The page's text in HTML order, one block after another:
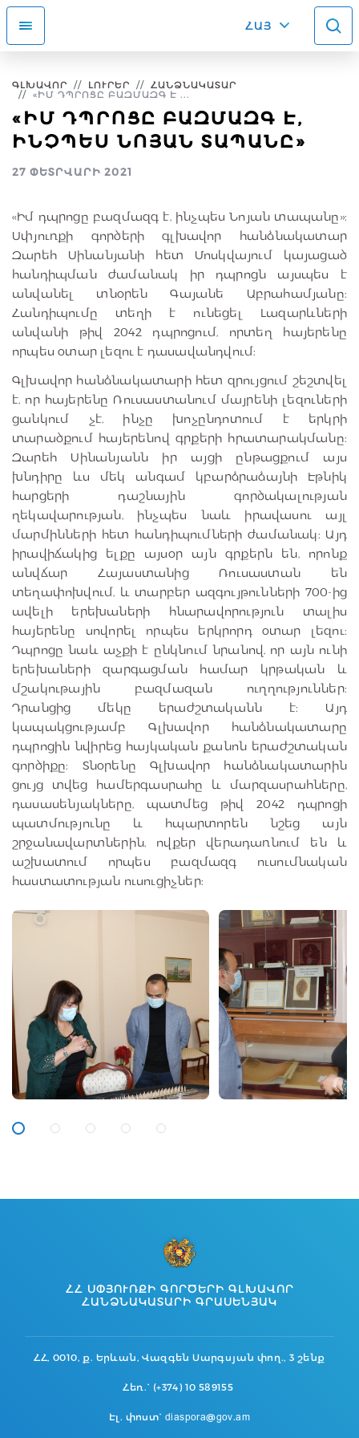
ՀԱՅ
ԳԼԽԱՎՈՐ ԼՈՒՐԵՐ
ՀԱՆՁՆԱԿԱՏԱՐ
«ԻՄ ԴՊՐՈՑԸ ԲԱԶՄԱԶԳ Է ...
«ԻՄ ԴՊՐՈՑԸ ԲԱԶՄԱԶԳ Է,
ԻՆՉՊԵՍ ՆՈՅԱՆ ՏԱՊԱՆԸ»
27 ՓԵՏՐՎԱՐԻ 2021
«Իմ դպրոցը բազմազգ է, ինչպես Նոյան տապանը»:
Սփյուռքի գործերի գլխավոր հանձնակատար
Զարեհ Սինանյանի հետ Մոսկվայում կայացած
հանդիպման ժամանակ իր դպրոցն այսպես է
անվանել տնօրեն Գայանե Աբրահամյանը:
Հանդիպումը տեղի է ունեցել Լազարևների
անվանի թիվ 2042 դպրոցում, որտեղ հայերենը
որպես օտար լեզու է դասավանդվում:
Գլխավոր հանձնակատարի հետ զրույցում շեշտվել
է, որ հայերենը Ռուսաստանում մայրենի լեզուների
ցանկում չէ, ինչը խոչընդոտում է երկրի
տարածքում հայերենով գրքերի հրատարակմանը:
Զարեհ Սինանյանն իր այցի ընթացքում այս
խնդիրը ևս մեկ անգամ կբարձրաձայնի Էթնիկ
հարցերի դաշնային գործակալության
ղեկավարության, ինչպես նաև իրավասու այլ
մարմինների հետ հանդիպումների ժամանակ: Այդ
իրավիճակից ելքը այսօր այն գրքերն են, որոնք
անվճար Հայաստանից Ռուսաստան են
տեղափոխվում, և տարբեր ազգույթունների 700-ից
ավելի երեխաների հնարավորություն տալիս
հայերենը սովորել որպես երկրորդ օտար լեզու:
Դպրոցը նաև աչքի է ընկնում նրանով, որ այն ունի
երեխաների զարգացման համար կրթական և
մշակութային բազմազան ուղղություններ:
Դրանցից մեկը երաժշտականն է: Այդ
կապակցությամբ Գլխավոր հանձնակատարը
դպրոցին նվիրեց հայկական քանոն երաժշտական
գործիքը: Տնօրենը Գլխավոր հանձնակատարին
ցույց տվեց համերգասրահը և մարզասրահները,
դասասենյակները, պատմեց թիվ 2042 դպրոցի
պատմությունը և հպարտորեն նշեց այն
շրջանավարտներին, ովքեր վերադառնում են և
աշխատում որպես բազմազգ ուսումնական
հաստատության ուսուցիչներ:
ՀՀ ՍՓՅՈՒՌՔԻ ԳՈՐԾԵՐԻ ԳԼԽԱՎՈՐ
ՀԱՆՁՆԱԿԱՏԱՐԻ ԳՐԱՍԵՆՅԱԿ
ՀՀ, 0010, ք. Երևան, Վազգեն Սարգսյան փող., 3 շենք
Հեռ.` (+374) 10 589155
Էլ. փոստ` diaspora@gov.am